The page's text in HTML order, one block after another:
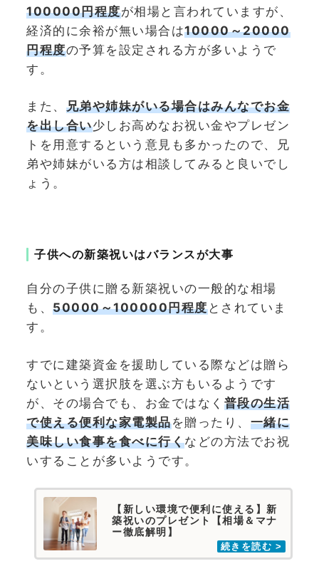
100000円程度が相場と言われていますが、
経済的に余裕が無い場合は10000～20000
円程度の予算を設定される方が多いようで
す。
また、 兄弟や姉妹がいる場合はみんなでお金
を出し合い少しお高めなお祝い金やプレゼン
トを用意するという意見も多かったので、兄
弟や姉妹がいる方は相談してみると良いでし
ょう。
子供への新築祝いはバランスが大事
自分の子供に贈る新築祝いの一般的な相場
も、 50000～100000円程度とされていま
す。
すでに建築資金を援助している際などは贈ら
ないという選択肢を選ぶ方もいるようです
が、その場合でも、お金ではなく 普段の生活
で使える便利な家電製品を贈ったり、 一緒に
美味しい食事を食べに行くなどの方法でお祝
いすることが多いようです。
【新しい環境で便利に使える】新
築祝いのプレゼント【相場＆マナ
ー徹底解明】